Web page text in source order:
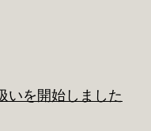
いを開始しました